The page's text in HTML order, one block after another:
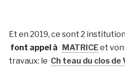
Et en 2019, ce sont 2
font appel à
MATRICEet
travaux: le Ch teau du clos de